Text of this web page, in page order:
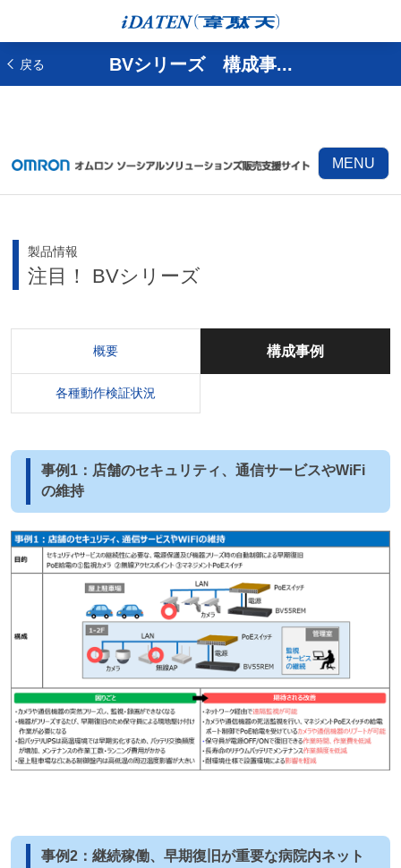
戻る BVシリーズ 構成事...
MENU
製品情報
注目！ BVシリーズ
概要 構成事例
各種動作検証状況
事例1：店舗のセキュリティ、通信サービスやWiFi
の維持
事例2：継続稼働、早期復旧が重要な病院内ネット